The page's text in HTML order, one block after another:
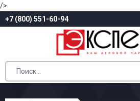
/>
+7 (800) 551-60-94